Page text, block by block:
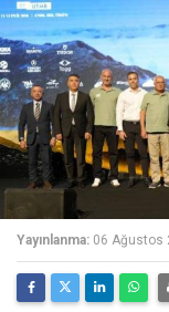
Yayınlanma: 06 Ağustos